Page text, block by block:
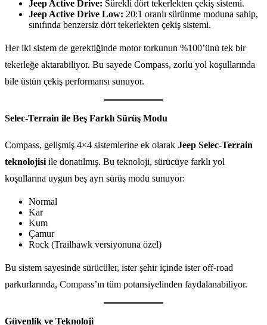
Jeep Active Drive: Sürekli dört tekerlekten çekiş sistemi.
Jeep Active Drive Low: 20:1 oranlı sürünme moduna sahip,
sınıfında benzersiz dört tekerlekten çekiş sistemi.
Her iki sistem de gerektiğinde motor torkunun %100’ünü tek bir
tekerleğe aktarabiliyor. Bu sayede Compass, zorlu yol koşullarında
bile üstün çekiş performansı sunuyor.
Selec-Terrain ile Beş Farklı Sürüş Modu
Compass, gelişmiş 4×4 sistemlerine ek olarak Jeep Selec-Terrain
teknolojisi ile donatılmış. Bu teknoloji, sürücüye farklı yol
koşullarına uygun beş ayrı sürüş modu sunuyor:
Normal
Kar
Kum
Çamur
Rock (Trailhawk versiyonuna özel)
Bu sistem sayesinde sürücüler, ister şehir içinde ister off-road
parkurlarında, Compass’ın tüm potansiyelinden faydalanabiliyor.
Güvenlik ve Teknoloji